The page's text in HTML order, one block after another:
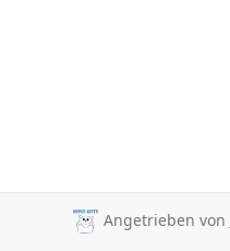
Angetrieben von